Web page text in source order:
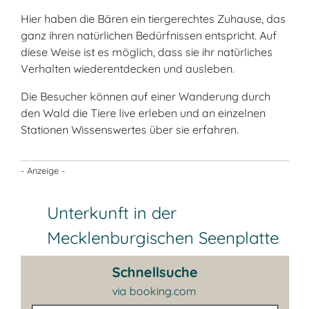
Hier haben die Bären ein tiergerechtes Zuhause, das
ganz ihren natürlichen Bedürfnissen entspricht. Auf
diese Weise ist es möglich, dass sie ihr natürliches
Verhalten wiederentdecken und ausleben.
Die Besucher können auf einer Wanderung durch
den Wald die Tiere live erleben und an einzelnen
Stationen Wissenswertes über sie erfahren.
- Anzeige -
Unterkunft in der
Mecklenburgischen Seenplatte
Schnellsuche
via booking.com